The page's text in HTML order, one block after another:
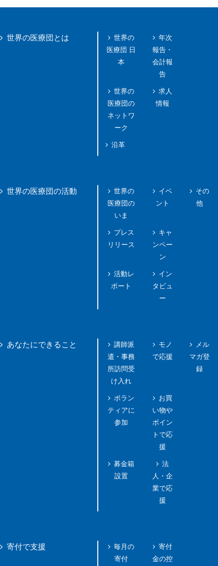
世界の医療団とは
世界の
医療団 日
本
世界の
医療団の
ネットワ
ーク
沿革
年次
報告・
会計報
告
求人
情報
世界の医療団の活動
世界の
医療団の
いま
プレス
リリース
活動レ
ポート
イベ
ント
キャ
ンペー
ン
イン
タビュ
ー
その
他
あなたにできること
講師派
遣・事務
所訪問受
け入れ
ボラン
ティアに
参加
募金箱
設置
モノ
で応援
お買
い物や
ポイン
トで応
援
法
人・企
業で応
援
メル
マガ登
録
寄付で支援
毎月の
寄付
寄付
金の控